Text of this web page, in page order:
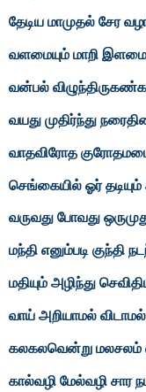
தேடிய மாமுதல் சேர
வளமையும் மாறி
வன்பல்
வயது முதிர்ந்து
வாதவிரோத
செங்கையில் ஓர்
வருவது போவது
மந்தி எனும்படி குந்தி
மதியும் அழிந்து
வாய் அறியாமல்
கலகலவென்று மலசலம்
கால்வழி மேல்வழி சார